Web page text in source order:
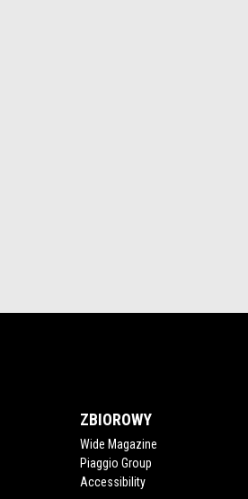
ZBIOROWY
Wide Magazine
Piaggio Group
Accessibility